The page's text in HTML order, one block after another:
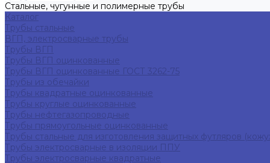
Стальные, чугунные и полимерные трубы
Каталог
Трубы стальные
ВГП, электросварные трубы
Трубы ВГП
Трубы ВГП оцинкованные
Трубы ВГП оцинкованные ГОСТ 3262-75
Трубы из обечайки
Трубы квадратные оцинкованные
Трубы круглые оцинкованные
Трубы нефтегазопроводные
Трубы прямоугольные оцинкованные
Трубы стальные для изготовления защитных футляров
Трубы электросварные в изоляции ППУ
Трубы электросварные квадратные